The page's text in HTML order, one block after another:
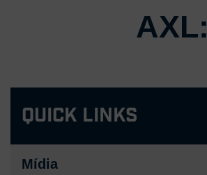
AXL:
Quick Links
Mídia